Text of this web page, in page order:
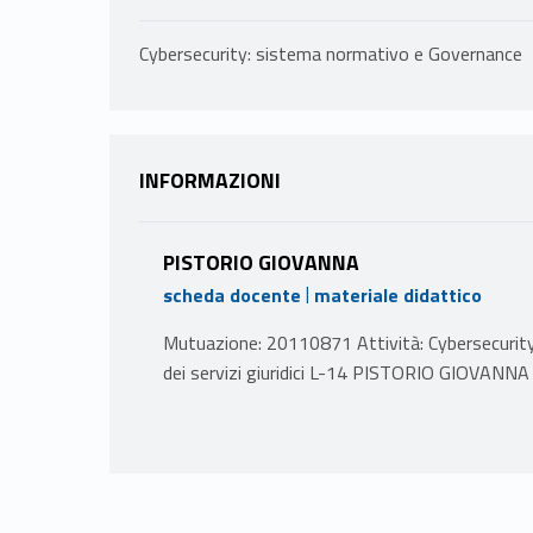
Cybersecurity: sistema normativo e Governance
INFORMAZIONI
PISTORIO GIOVANNA
scheda docente | materiale didattico
Mutuazione: 20110871 Attività:
dei servizi giuridici L-14 PISTORIO GIOVANNA